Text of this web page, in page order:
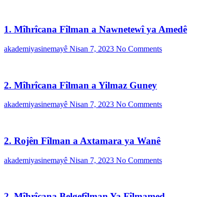
1. Mîhrîcana Fîlman a Nawnetewî ya Amedê
akademiyasinemayê Nisan 7, 2023 No Comments
2. Mîhrîcana Fîlman a Yilmaz Guney
akademiyasinemayê Nisan 7, 2023 No Comments
2. Rojên Fîlman a Axtamara ya Wanê
akademiyasinemayê Nisan 7, 2023 No Comments